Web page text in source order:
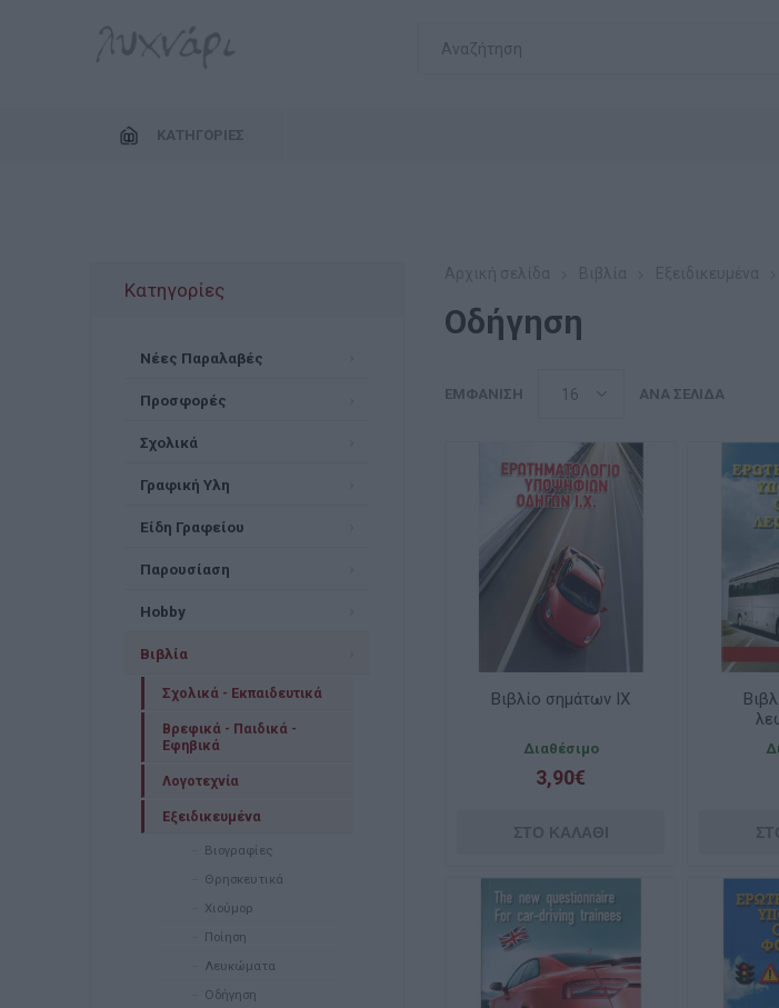
ΚΑΤΗΓΟΡΊΕΣ
Οδήγηση
ΕΜΦΆΝΙΣΗ ΑΝΆ ΣΕΛΊΔΑ
Βιβλίο σημάτων ΙΧ
Διαθέσιμο
3,90€
Κατηγορίες
Νέες Παραλαβές
Προσφορές
Σχολικά
Γραφική Υλη
Είδη Γραφείου
Παρουσίαση
Hobby
Βιβλία
Σχολικά - Εκπαιδευτικά
Βρεφικά - Παιδικά -
Εφηβικά
Λογοτεχνία
Εξειδικευμένα
Βιογραφίες
Θρησκευτικά
Χιούμορ
Ποίηση
Λευκώματα
Οδήγηση